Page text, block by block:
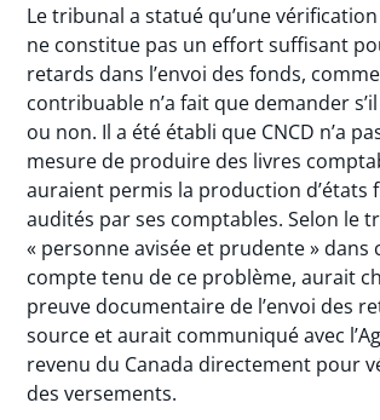
Le tribunal a statué qu’une
ne constitue pas un effort suffisant
retards dans l’envoi des fonds,
contribuable n’a fait que demander
ou non. Il a été établi que CNCD n’a
mesure de produire des livres
auraient permis la production d’états
audités par ses comptables. Selon le
« personne avisée et prudente » dans
compte tenu de ce problème, aurait
preuve documentaire de l’envoi des
source et aurait communiqué avec
revenu du Canada directement pour
des versements.